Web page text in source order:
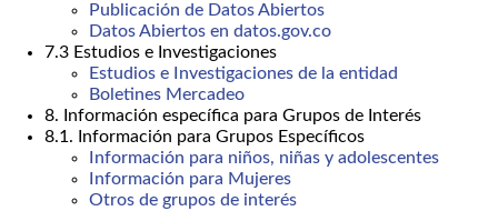
Publicación de Datos Abiertos
Datos Abiertos en datos.gov.co
7.3 Estudios e Investigaciones
Estudios e Investigaciones de la entidad
Boletines Mercadeo
8. Información específica para Grupos de Interés
8.1. Información para Grupos Específicos
Información para niños, niñas y adolescentes
Información para Mujeres
Otros de grupos de interés